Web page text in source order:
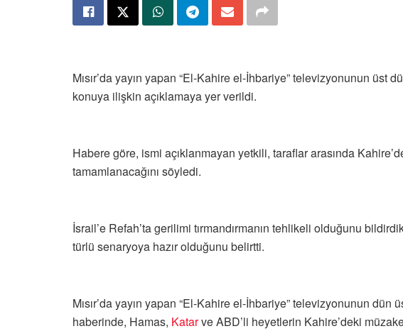
Mısır’da yayın yapan “El-Kahire el-İhbariye” televizyonunun üst
konuya ilişkin açıklamaya yer verildi.
Habere göre, ismi açıklanmayan yetkili, taraflar arasında
tamamlanacağını söyledi.
İsrail’e Refah’ta gerilimi tırmandırmanın tehlikeli olduğunu
türlü senaryoya hazır olduğunu belirtti.
Mısır’da yayın yapan “El-Kahire el-İhbariye” televizyonunun dün
haberinde, Hamas, Katarve ABD’li heyetlerin Kahire’deki